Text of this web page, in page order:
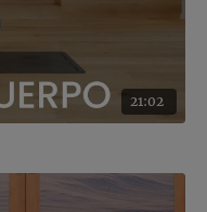
21:02